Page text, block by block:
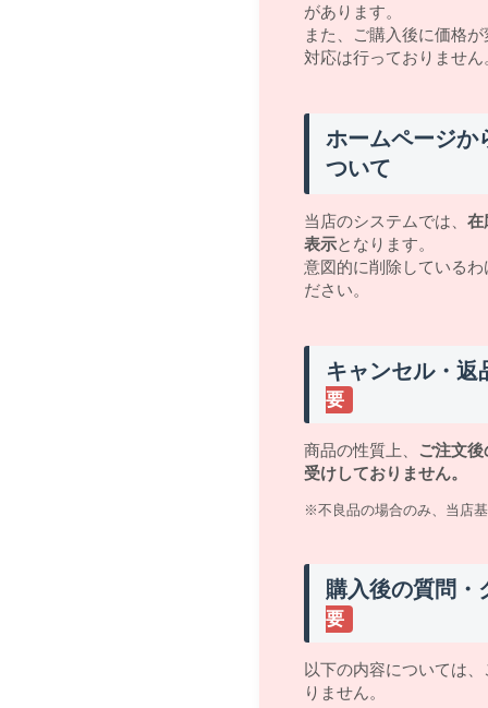
があります。
また、ご購入後に価格
対応は行っておりません
ホームページか
ついて
当店のシステムでは、 在
表示となります。
意図的に削除している
ださい。
キャンセル・返
要
商品の性質上、 ご注文
受けしておりません。
※不良品の場合のみ、当店
購入後の質問・
要
以下の内容については
りません。